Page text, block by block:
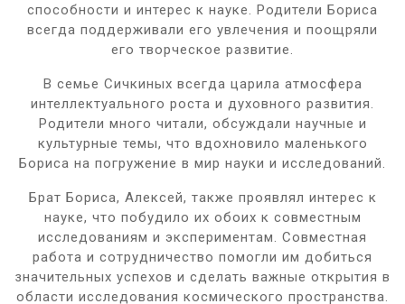
способности и интерес к науке. Родители Бориса
всегда поддерживали его увлечения и поощряли
его творческое развитие.
В семье Сичкиных всегда царила атмосфера
интеллектуального роста и духовного развития.
Родители много читали, обсуждали научные и
культурные темы, что вдохновило маленького
Бориса на погружение в мир науки и исследований.
Брат Бориса, Алексей, также проявлял интерес к
науке, что побудило их обоих к совместным
исследованиям и экспериментам. Совместная
работа и сотрудничество помогли им добиться
значительных успехов и сделать важные открытия в
области исследования космического пространства.